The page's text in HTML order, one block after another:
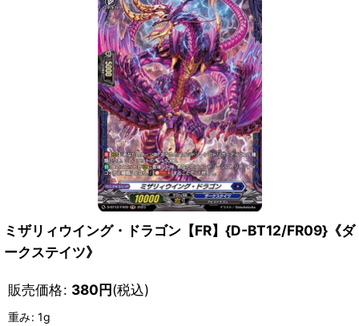
ミザリィウイング・ドラゴン【FR】{D-BT12/FR09}《ダ
ークステイツ》
販売価格: 380円(税込)
重み: 1g